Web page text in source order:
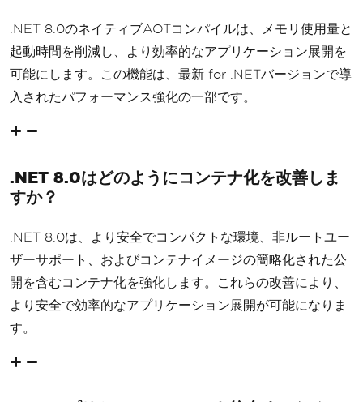
.NET 8.0のネイティブAOTコンパイルは、メモリ使用量と
起動時間を削減し、より効率的なアプリケーション展開を
可能にします。この機能は、最新 for .NETバージョンで導
入されたパフォーマンス強化の一部です。
.NET 8.0はどのようにコンテナ化を改善しま
すか？
.NET 8.0は、より安全でコンパクトな環境、非ルートユー
ザーサポート、およびコンテナイメージの簡略化された公
開を含むコンテナ化を強化します。これらの改善により、
より安全で効率的なアプリケーション展開が可能になりま
す。